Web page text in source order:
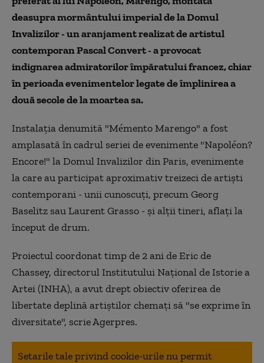
deasupra mormântului imperial de la Domul
Invalizilor - un aranjament realizat de artistul
contemporan Pascal Convert - a provocat
indignarea admiratorilor împăratului francez, chiar
în perioada evenimentelor legate de împlinirea a
două secole de la moartea sa.
Instalaţia denumită "Mémento Marengo" a fost
amplasată în cadrul seriei de evenimente "Napoléon?
Encore!" la Domul Invalizilor din Paris, evenimente
la care au participat aproximativ treizeci de artişti
contemporani - unii cunoscuţi, precum Georg
Baselitz sau Laurent Grasso - şi alţii tineri, aflaţi la
început de drum.
Proiectul coordonat timp de 2 ani de Eric de
Chassey, directorul Institutului Naţional de Istorie a
Artei (INHA), a avut drept obiectiv oferirea de
libertate deplină artiştilor chemaţi să "se exprime în
diversitate", scrie Agerpres.
Setarile tale privind cookie-urile nu permit